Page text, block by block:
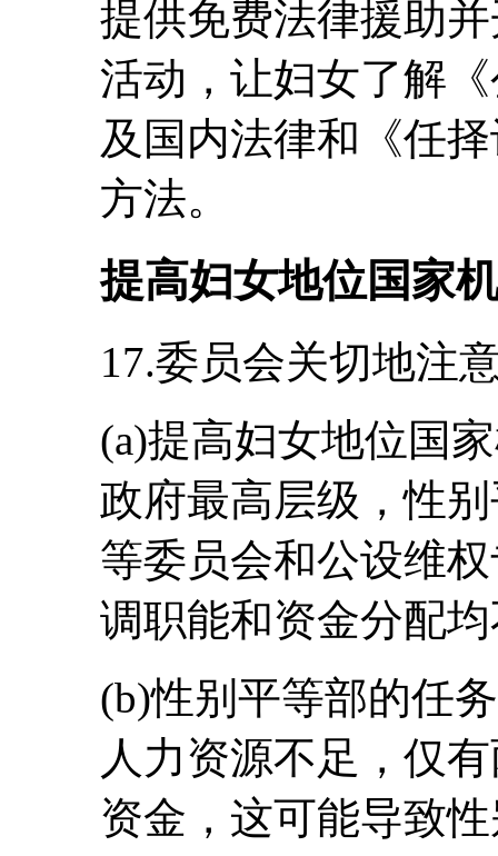
提供免费法律援助
活动，让妇女了解
及国内法律和《任
方法。
提高妇女地位国家
17.委员会关切地注
(a)提高妇女地位国
政府最高层级，性
等委员会和公设维
调职能和资金分配
(b)性别平等部的任
人力资源不足，仅
资金，这可能导致